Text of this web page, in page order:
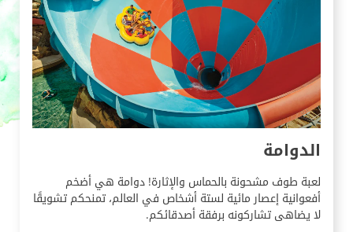
الدوامة
لعبة طوف مشحونة بالحماس والإثارة! دوامة هي أضخم
أفعوانية إعصار مائية لستة أشخاص في العالم، تمنحكم تشويقًا
لا يضاهى تشاركونه برفقة أصدقائكم.